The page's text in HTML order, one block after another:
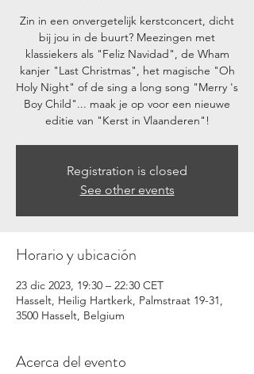
Zin in een onvergetelijk kerstconcert, dicht
bij jou in de buurt? Meezingen met
klassiekers als "Feliz Navidad", de Wham
kanjer "Last Christmas", het magische "Oh
Holy Night" of de sing a long song "Merry 's
Boy Child"... maak je op voor een nieuwe
editie van "Kerst in Vlaanderen"!
Registration is closed
See other events
Horario y ubicación
23 dic 2023, 19:30 – 22:30 CET
Hasselt, Heilig Hartkerk, Palmstraat 19-31,
3500 Hasselt, Belgium
Acerca del evento